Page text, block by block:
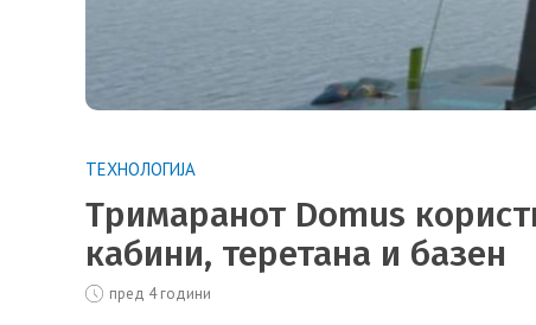
ТЕХНОЛОГИЈА
Тримаранот Domus
кабини, теретана и базен
пред 4 години